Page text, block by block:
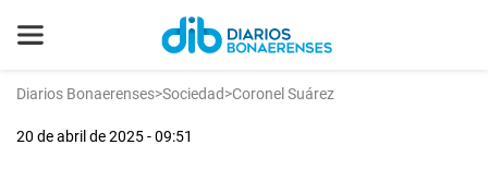
Diarios Bonaerenses>Sociedad>Coronel Suárez
20 de abril de 2025 - 09:51